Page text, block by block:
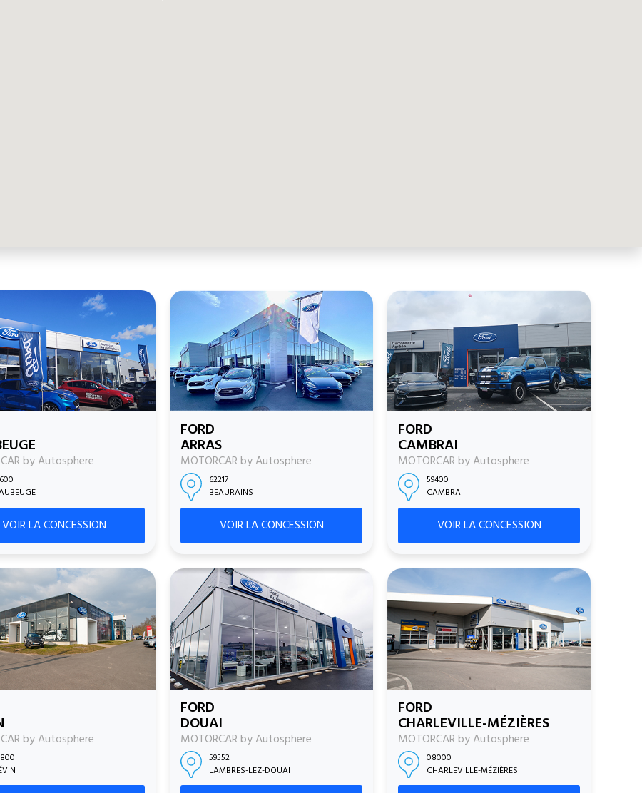
by Autosphere
VOIR LA CONCESSION
FORD
ARRAS
MOTORCAR by Autosphere
62217
BEAURAINS
VOIR LA CONCESSION
FORD
CAMBRAI
MOTORCAR by Autosphere
59400
CAMBRAI
VOIR LA CONCESSION
by Autosphere
FORD
DOUAI
MOTORCAR by Autosphere
59552
LAMBRES-LEZ-DOUAI
FORD
CHARLEVILLE-MÉZIÈRES
MOTORCAR by Autosphere
08000
CHARLEVILLE-MÉZIÈRES